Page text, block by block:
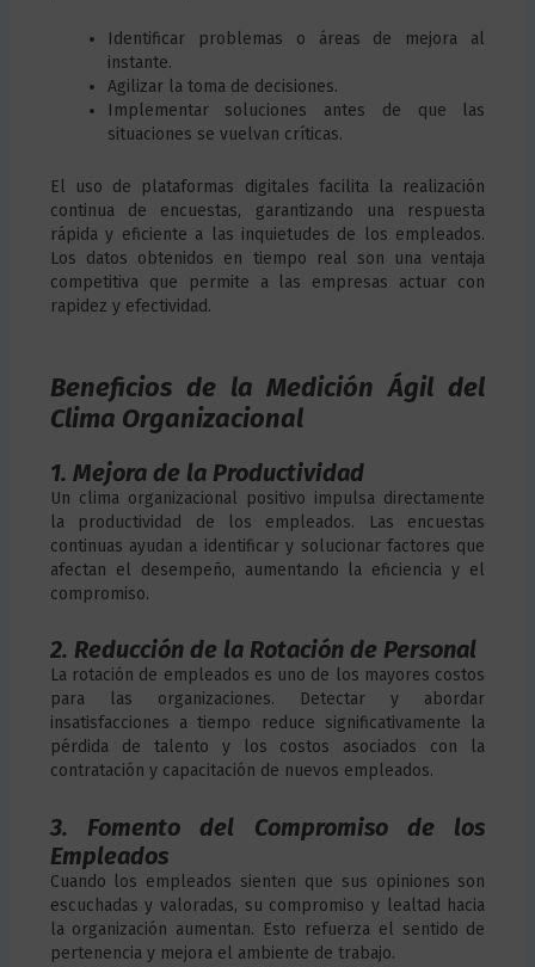
Identificar problemas o áreas de mejora al
instante.
Agilizar la toma de decisiones.
Implementar soluciones antes de que las
situaciones se vuelvan críticas.
El uso de plataformas digitales facilita la realización
continua de encuestas, garantizando una respuesta
rápida y eficiente a las inquietudes de los empleados.
Los datos obtenidos en tiempo real son una ventaja
competitiva que permite a las empresas actuar con
rapidez y efectividad.
Beneficios de la Medición Ágil del
Clima Organizacional
1. Mejora de la Productividad
Un clima organizacional positivo impulsa directamente
la productividad de los empleados. Las encuestas
continuas ayudan a identificar y solucionar factores que
afectan el desempeño, aumentando la eficiencia y el
compromiso.
2. Reducción de la Rotación de Personal
La rotación de empleados es uno de los mayores costos
para las organizaciones. Detectar y abordar
insatisfacciones a tiempo reduce significativamente la
pérdida de talento y los costos asociados con la
contratación y capacitación de nuevos empleados.
3. Fomento del Compromiso de los
Empleados
Cuando los empleados sienten que sus opiniones son
escuchadas y valoradas, su compromiso y lealtad hacia
la organización aumentan. Esto refuerza el sentido de
pertenencia y mejora el ambiente de trabajo.